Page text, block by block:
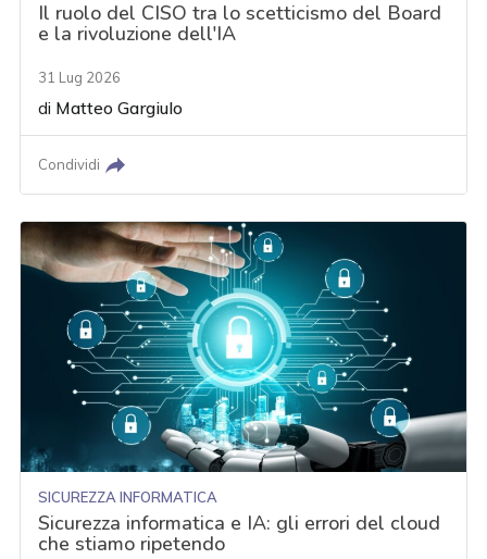
Il ruolo del CISO tra lo scetticismo del Board
e la rivoluzione dell'IA
31 Lug 2026
di Matteo Gargiulo
Condividi
SICUREZZA INFORMATICA
Sicurezza informatica e IA: gli errori del cloud
che stiamo ripetendo